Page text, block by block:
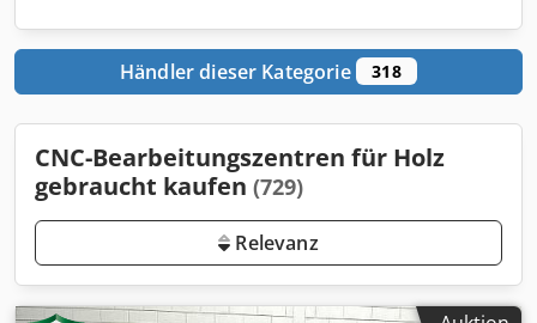
Händler dieser Kategorie 318
CNC-Bearbeitungszentren für Holz
gebraucht kaufen (729)
Relevanz